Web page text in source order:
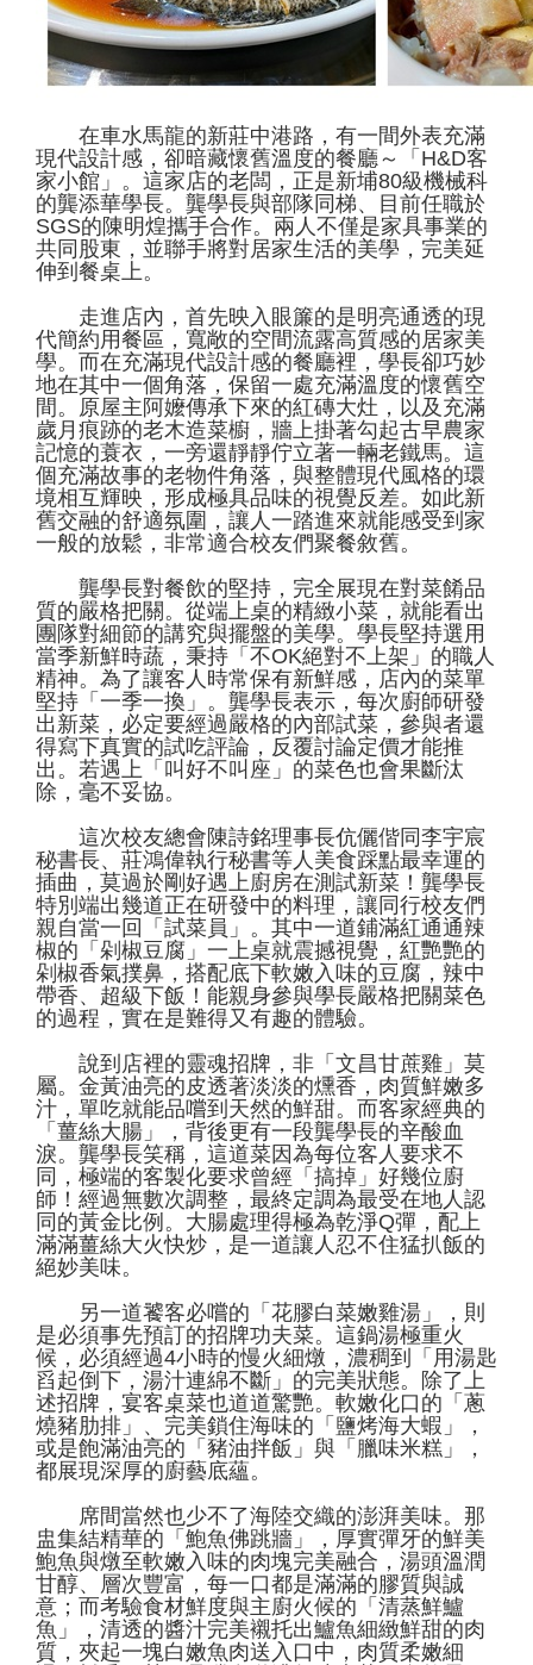
在車水馬龍的新莊中港路，有一間外表充滿
現代設計感，卻暗藏懷舊溫度的餐廳～「H&D客
家小館」。這家店的老闆，正是新埔80級機械科
的龔添華學長。龔學長與部隊同梯、目前任職於
SGS的陳明煌攜手合作。兩人不僅是家具事業的
共同股東，並聯手將對居家生活的美學，完美延
伸到餐桌上。
走進店內，首先映入眼簾的是明亮通透的現
代簡約用餐區，寬敞的空間流露高質感的居家美
學。而在充滿現代設計感的餐廳裡，學長卻巧妙
地在其中一個角落，保留一處充滿溫度的懷舊空
間。原屋主阿嬤傳承下來的紅磚大灶，以及充滿
歲月痕跡的老木造菜櫥，牆上掛著勾起古早農家
記憶的蓑衣，一旁還靜靜佇立著一輛老鐵馬。這
個充滿故事的老物件角落，與整體現代風格的環
境相互輝映，形成極具品味的視覺反差。如此新
舊交融的舒適氛圍，讓人一踏進來就能感受到家
一般的放鬆，非常適合校友們聚餐敘舊。
龔學長對餐飲的堅持，完全展現在對菜餚品
質的嚴格把關。從端上桌的精緻小菜，就能看出
團隊對細節的講究與擺盤的美學。學長堅持選用
當季新鮮時蔬，秉持「不OK絕對不上架」的職人
精神。為了讓客人時常保有新鮮感，店內的菜單
堅持「一季一換」。龔學長表示，每次廚師研發
出新菜，必定要經過嚴格的內部試菜，參與者還
得寫下真實的試吃評論，反覆討論定價才能推
出。若遇上「叫好不叫座」的菜色也會果斷汰
除，毫不妥協。
這次校友總會陳詩銘理事長伉儷偕同李宇宸
秘書長、莊鴻偉執行秘書等人美食踩點最幸運的
插曲，莫過於剛好遇上廚房在測試新菜！龔學長
特別端出幾道正在研發中的料理，讓同行校友們
親自當一回「試菜員」。其中一道鋪滿紅通通辣
椒的「剁椒豆腐」一上桌就震撼視覺，紅艷艷的
剁椒香氣撲鼻，搭配底下軟嫩入味的豆腐，辣中
帶香、超級下飯！能親身參與學長嚴格把關菜色
的過程，實在是難得又有趣的體驗。
說到店裡的靈魂招牌，非「文昌甘蔗雞」莫
屬。金黃油亮的皮透著淡淡的燻香，肉質鮮嫩多
汁，單吃就能品嚐到天然的鮮甜。而客家經典的
「薑絲大腸」，背後更有一段龔學長的辛酸血
淚。龔學長笑稱，這道菜因為每位客人要求不
同，極端的客製化要求曾經「搞掉」好幾位廚
師！經過無數次調整，最終定調為最受在地人認
同的黃金比例。大腸處理得極為乾淨Q彈，配上
滿滿薑絲大火快炒，是一道讓人忍不住猛扒飯的
絕妙美味。
另一道饕客必嚐的「花膠白菜嫩雞湯」，則
是必須事先預訂的招牌功夫菜。這鍋湯極重火
候，必須經過4小時的慢火細燉，濃稠到「用湯匙
舀起倒下，湯汁連綿不斷」的完美狀態。除了上
述招牌，宴客桌菜也道道驚艷。軟嫩化口的「蔥
燒豬肋排」、完美鎖住海味的「鹽烤海大蝦」，
或是飽滿油亮的「豬油拌飯」與「臘味米糕」，
都展現深厚的廚藝底蘊。
席間當然也少不了海陸交織的澎湃美味。那
盅集結精華的「鮑魚佛跳牆」，厚實彈牙的鮮美
鮑魚與燉至軟嫩入味的肉塊完美融合，湯頭溫潤
甘醇、層次豐富，每一口都是滿滿的膠質與誠
意；而考驗食材鮮度與主廚火候的「清蒸鮮鱸
魚」，清透的醬汁完美襯托出鱸魚細緻鮮甜的肉
質，夾起一塊白嫩魚肉送入口中，肉質柔嫩細